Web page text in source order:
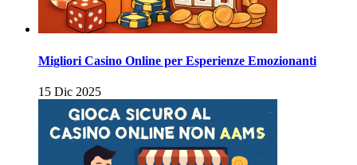
Migliori Casino Online per Esperienze Emozionanti
15 Dic 2025